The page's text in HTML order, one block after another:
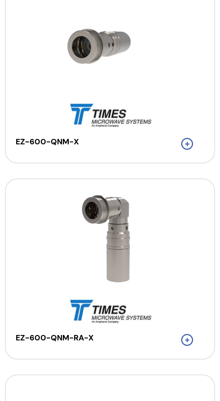
EZ-600-QNM-X
EZ-600-QNM-RA-X